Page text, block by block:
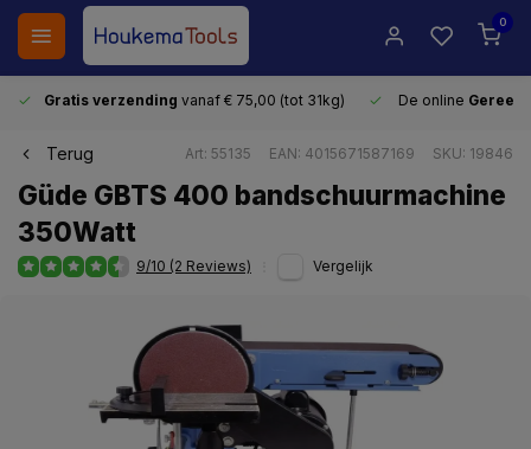
0
Gratis verzending vanaf € 75,00 (tot 31kg) De online
Terug Art: 55135 EAN: 4015671587169 SKU: 19846
Güde GBTS 400 bandschuurmachine
350Watt
9/10 (2 Reviews) Vergelijk